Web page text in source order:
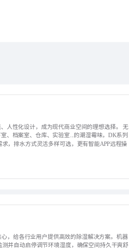
人性化设计，成为现代商业空间的理想选择。 无
、档案室、仓库、实验室...的潮湿霉味，DK系列
，排水方式灵活多样可选，更有智能APP远程操
，给各行业用户提供高效的除湿解决方案。机器
并自动启停调节环境湿度，确保空间持久干爽舒